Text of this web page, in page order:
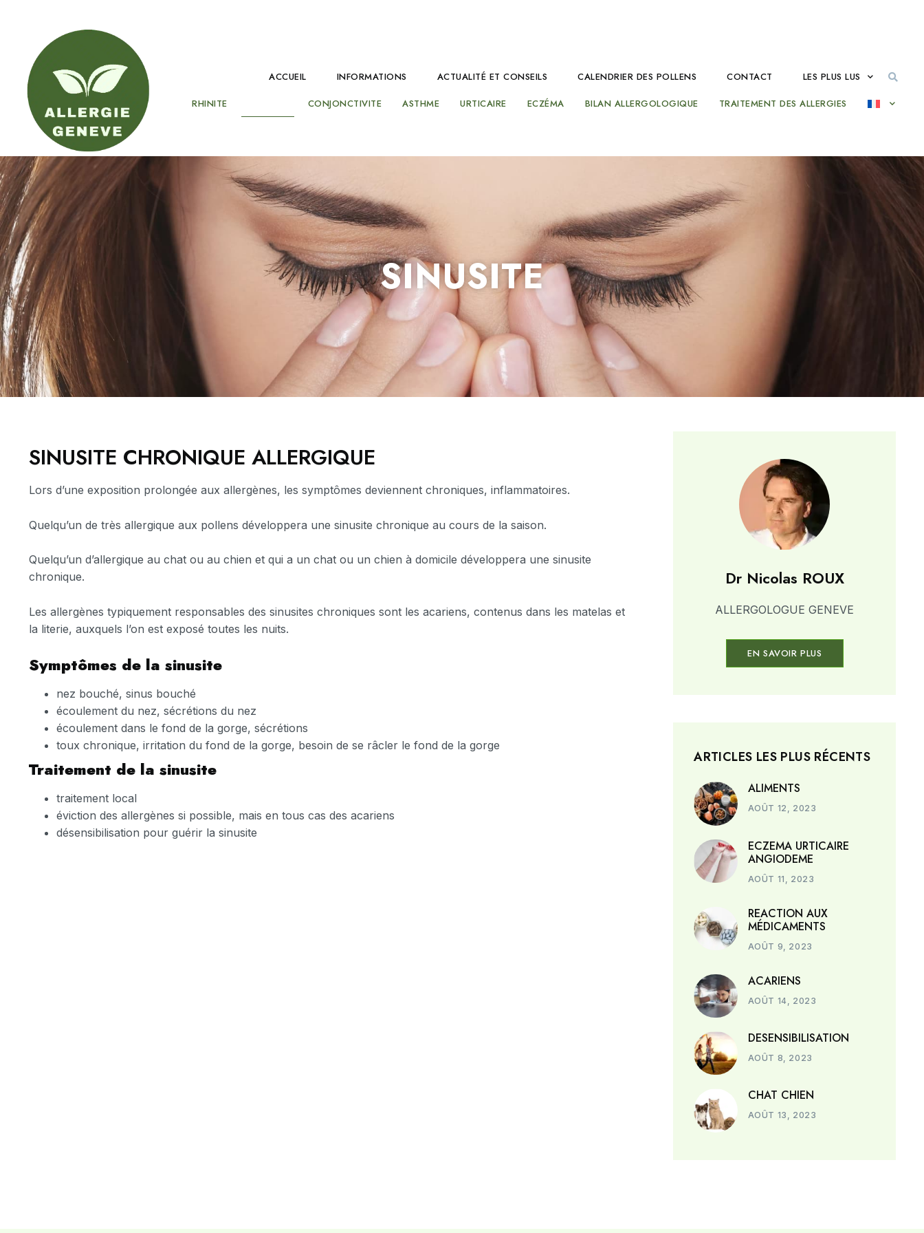
ACCUEIL INFORMATIONS ACTUALITÉ ET CONSEILS CALENDRIER DES POLLENS CONTACT LES PLUS LUS
RHINITE CONJONCTIVITE ASTHME URTICAIRE ECZÉMA BILAN ALLERGOLOGIQUE TRAITEMENT DES ALLERGIES
SINUSITE
SINUSITE CHRONIQUE ALLERGIQUE
Lors d’une exposition prolongée aux allergènes, les symptômes deviennent chroniques, inflammatoires.
Quelqu’un de très allergique aux pollens développera une sinusite chronique au cours de la saison.
Quelqu’un d’allergique au chat ou au chien et qui a un chat ou un chien à domicile développera une sinusite
chronique.
Les allergènes typiquement responsables des sinusites chroniques sont les acariens, contenus dans les matelas et
la literie, auxquels l’on est exposé toutes les nuits.
Symptômes de la sinusite
nez bouché, sinus bouché
écoulement du nez, sécrétions du nez
écoulement dans le fond de la gorge, sécrétions
toux chronique, irritation du fond de la gorge, besoin de se râcler le fond de la gorge
Traitement de la sinusite
traitement local
éviction des allergènes si possible, mais en tous cas des acariens
désensibilisation pour guérir la sinusite
Dr Nicolas ROUX
ALLERGOLOGUE GENEVE
EN SAVOIR PLUS
ARTICLES LES PLUS RÉCENTS
ALIMENTS
AOÛT 12, 2023
ECZEMA URTICAIRE
ANGIODEME
AOÛT 11, 2023
REACTION AUX
MÉDICAMENTS
AOÛT 9, 2023
ACARIENS
AOÛT 14, 2023
DESENSIBILISATION
AOÛT 8, 2023
CHAT CHIEN
AOÛT 13, 2023